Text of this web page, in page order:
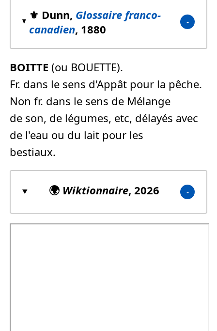
⚜️ Dunn, Glossaire franco-
canadien, 1880
BOITTE (ou BOUETTE).
Fr. dans le sens d'Appât pour la pêche.
Non fr. dans le sens de Mélange
de son, de légumes, etc, délayés avec
de l'eau ou du lait pour les
bestiaux.
🌍 Wiktionnaire, 2026